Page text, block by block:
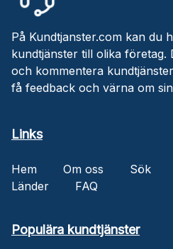
På Kundtjanster.com kan du
kundtjänster till olika företag.
och kommentera
få feedback och värna om
Links
Hem Om oss Sök
Länder
FAQ
Populära kundtjänster